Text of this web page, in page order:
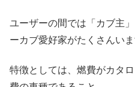
ユーザーの間では「カブ主
ーカブ愛好家がたくさんいま
特徴としては、燃費がカタ